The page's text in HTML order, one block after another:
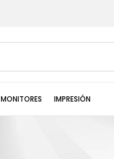
MONITORES IMPRESIÓN